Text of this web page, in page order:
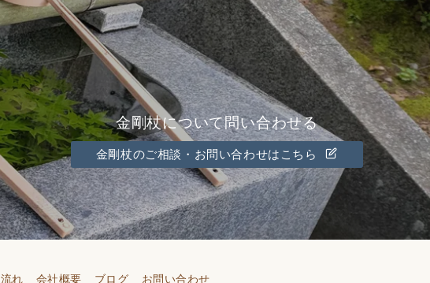
金剛杖について問い合わせる
金剛杖のご相談・お問い合わせはこちら
れ 会社概要 ブログ お問い合わせ